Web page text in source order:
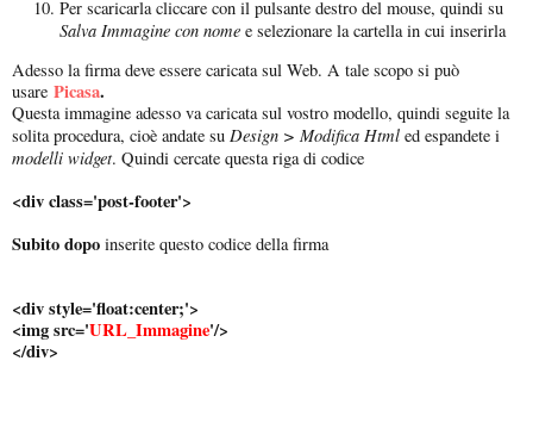
Per scaricarla cliccare con il pulsante destro del mouse, quindi su
Salva Immagine con nome e selezionare la cartella in cui inserirla
Adesso la firma deve essere caricata sul Web. A tale scopo si può
usare Picasa.
Questa immagine adesso va caricata sul vostro modello, quindi seguite la
solita procedura, cioè andate su Design > Modifica Html ed espandete i
modelli widget. Quindi cercate questa riga di codice
<div class='post-footer'>
Subito dopo inserite questo codice della firma
<div style='float:center;'>
<img src='URL_Immagine'/>
</div>